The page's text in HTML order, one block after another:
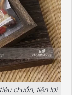
chuẩn, tiện lợi